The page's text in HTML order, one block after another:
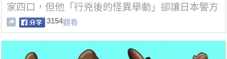
家四口，但他「行兇後的怪異舉動」卻讓日本警方
困惑了17年…
3154觀看